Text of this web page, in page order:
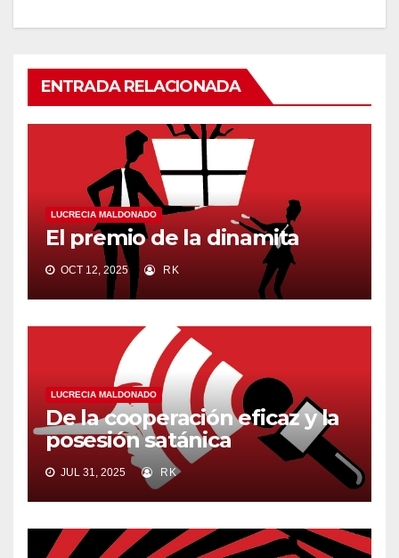
ENTRADA RELACIONADA
LUCRECIA MALDONADO
El premio de la dinamita
OCT 12, 2025 RK
LUCRECIA MALDONADO
De la cooperación eficaz y la
posesión satánica
JUL 31, 2025 RK